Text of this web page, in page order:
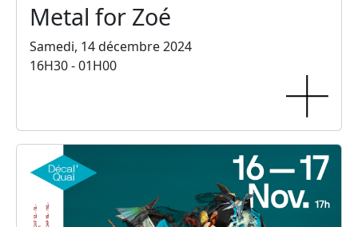
Metal for Zoé
Samedi, 14 décembre 2024
16H30 - 01H00